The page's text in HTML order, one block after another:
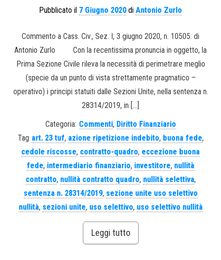
Pubblicato il 7 Giugno 2020 di Antonio Zurlo
Commento a Cass. Civ., Sez. I, 3 giugno 2020, n. 10505. di
Antonio Zurlo Con la recentissima pronuncia in oggetto, la
Prima Sezione Civile rileva la necessità di perimetrare meglio
(specie da un punto di vista strettamente pragmatico –
operativo) i principi statuiti dalle Sezioni Unite, nella sentenza n.
28314/2019, in […]
Categoria: Commenti, Diritto Finanziario
Tag art. 23 tuf, azione ripetizione indebito, buona fede,
cedole riscosse, contratto-quadro, eccezione buona
fede, intermediario finanziario, investitore, nullità
contratto, nullità contratto quadro, nullità selettiva,
sentenza n. 28314/2019, sezione unite uso selettivo
nullità, sezioni unite, uso selettivo, uso selettivo nullità
Leggi tutto